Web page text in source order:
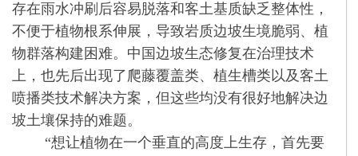
存在雨水冲刷后容易脱落和客土基质缺乏整体性，
不便于植物根系伸展，导致岩质边坡生境脆弱、植
物群落构建困难。中国边坡生态修复在治理技术
上，也先后出现了爬藤覆盖类、植生槽类以及客土
喷播类技术解决方案，但这些均没有很好地解决边
坡土壤保持的难题。
“想让植物在一个垂直的高度上生存，首先要